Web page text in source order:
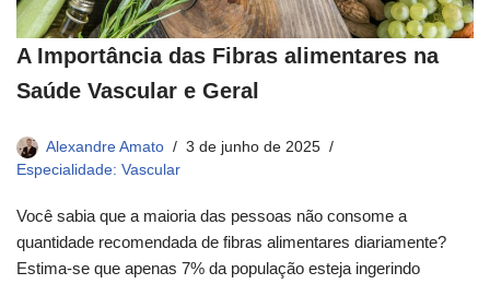
A Importância das Fibras alimentares na
Saúde Vascular e Geral
Alexandre Amato
3 de junho de 2025
Especialidade: Vascular
Você sabia que a maioria das pessoas não consome a
quantidade recomendada de fibras alimentares diariamente?
Estima-se que apenas 7% da população esteja ingerindo